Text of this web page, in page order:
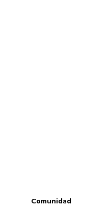
Comunidad